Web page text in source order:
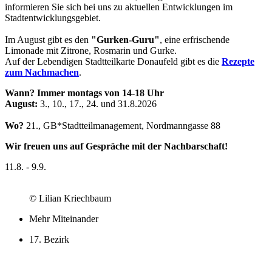
informieren Sie sich bei uns zu aktuellen Entwicklungen im
Stadtentwicklungsgebiet.
Im August gibt es den "Gurken-Guru", eine erfrischende
Limonade mit Zitrone, Rosmarin und Gurke.
Auf der Lebendigen Stadtteilkarte Donaufeld gibt es die Rezepte
zum Nachmachen.
Wann? Immer montags von 14-18 Uhr
August: 3., 10., 17., 24. und 31.8.2026
Wo? 21., GB*Stadtteilmanagement, Nordmanngasse 88
Wir freuen uns auf Gespräche mit der Nachbarschaft!
11.8. - 9.9.
© Lilian Kriechbaum
Mehr Miteinander
17. Bezirk